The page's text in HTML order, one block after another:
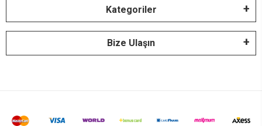
Kategoriler
Bize Ulaşın